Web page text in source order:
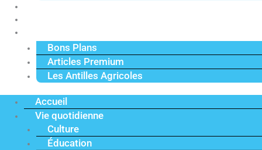
Bons Plans
Articles Premium
Les Antilles Agricoles
Accueil
Vie quotidienne
Culture
Éducation